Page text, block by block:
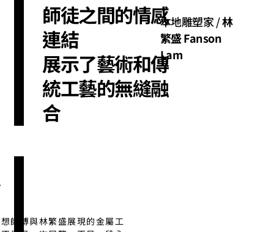
師徒之間的情感
連結
展示了藝術和傳
統工藝的無縫融
合
本地雕塑家 /林
繁盛 Fanson
Lam
師傅與林繁盛展現的金屬工